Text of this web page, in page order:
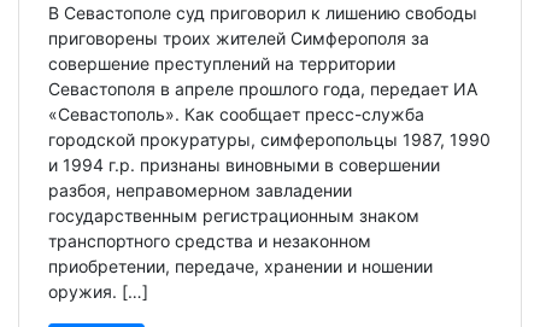
В Севастополе суд приговорил к лишению свободы
приговорены троих жителей Симферополя за
совершение преступлений на территории
Севастополя в апреле прошлого года, передает ИА
«Севастополь». Как сообщает пресс-служба
городской прокуратуры, симферопольцы 1987, 1990
и 1994 г.р. признаны виновными в совершении
разбоя, неправомерном завладении
государственным регистрационным знаком
транспортного средства и незаконном
приобретении, передаче, хранении и ношении
оружия. […]